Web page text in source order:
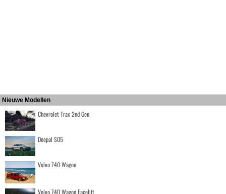
Nieuwe Modellen
Chevrolet Trax 2nd Gen
Deepal S05
Volvo 740 Wagon
Volvo 740 Wagon Facelift